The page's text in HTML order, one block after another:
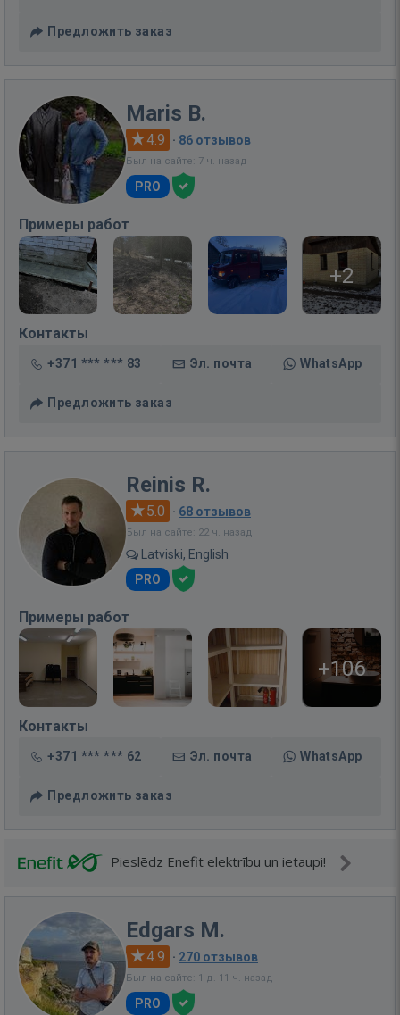
Предложить заказ
Maris B.
4.9 · 86 отзывов
Был на сайте: 7 ч. назад
PRO
Примеры работ
+2
Контакты
+371 *** *** 83 Эл. почта WhatsApp
Предложить заказ
Reinis R.
5.0 · 68 отзывов
Был на сайте: 22 ч. назад
Latviski, English
PRO
Примеры работ
+106
Контакты
+371 *** *** 62 Эл. почта WhatsApp
Предложить заказ
Pieslēdz Enefit elektrību un ietaupi!
Edgars M.
4.9 · 270 отзывов
Был на сайте: 1 д. 11 ч. назад
PRO